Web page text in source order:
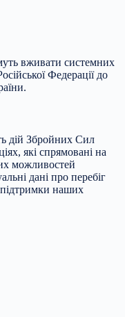
вживати системних
Федерації до
дій Збройних Сил
які спрямовані на
можливостей
дані про перебіг
підтримки наших